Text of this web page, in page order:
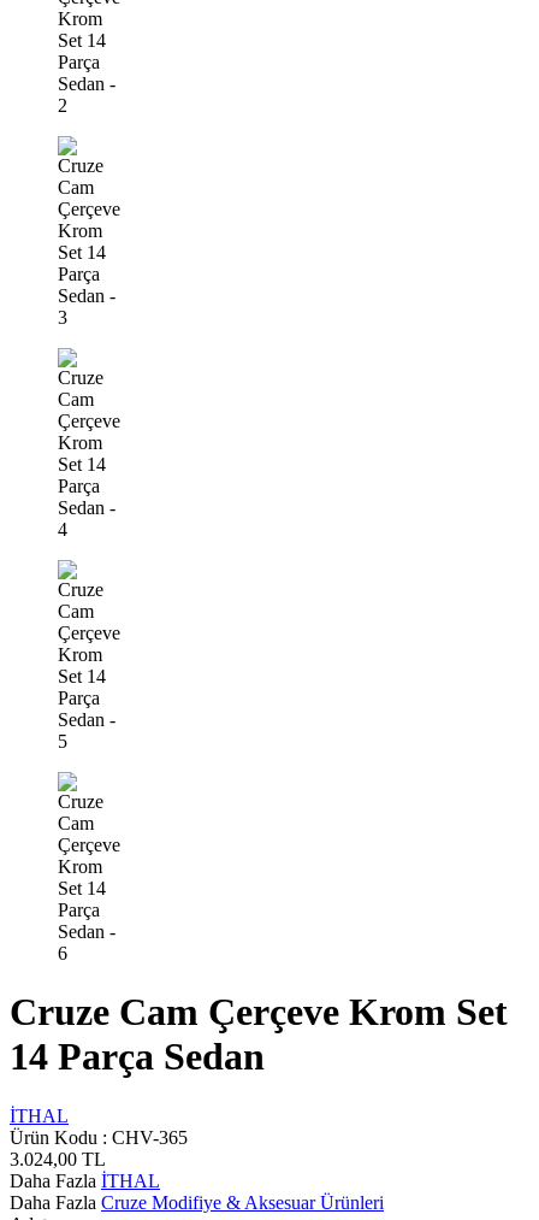
Cruze Cam Çerçeve Krom Set
14 Parça Sedan
İTHAL
Ürün Kodu : CHV-365
3.024,00 TL
Daha Fazla İTHAL
Daha Fazla Cruze Modifiye & Aksesuar Ürünleri